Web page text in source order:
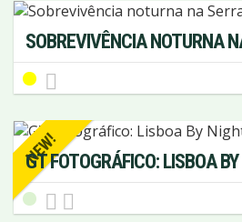
SOBREVIVÊNCIA NOTURNA
NEW!
GT FOTOGRÁFICO: LISBOA